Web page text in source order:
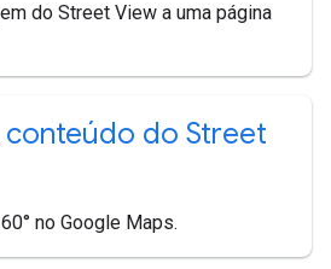
do Street View a uma página
conteúdo do Street
no Google Maps.